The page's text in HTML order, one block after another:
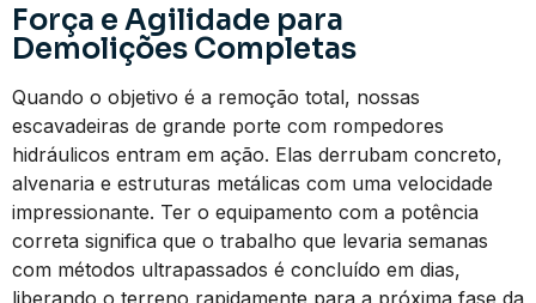
Força e Agilidade para
Demolições Completas
Quando o objetivo é a remoção total, nossas
escavadeiras de grande porte com rompedores
hidráulicos entram em ação. Elas derrubam concreto,
alvenaria e estruturas metálicas com uma velocidade
impressionante. Ter o equipamento com a potência
correta significa que o trabalho que levaria semanas
com métodos ultrapassados é concluído em dias,
liberando o terreno rapidamente para a próxima fase da